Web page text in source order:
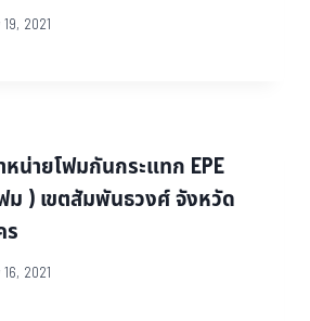
2021
หน่ายโฟมกันกระแทก EPE
ม ) เขตสัมพันธวงศ์ จังหวัด
2021